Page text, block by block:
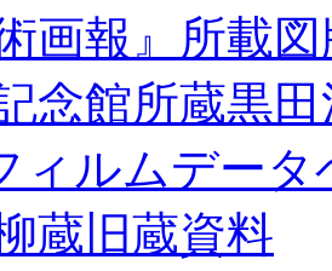
術画報』所載
念館所蔵黒
ィルムデータ
蔵旧蔵資料